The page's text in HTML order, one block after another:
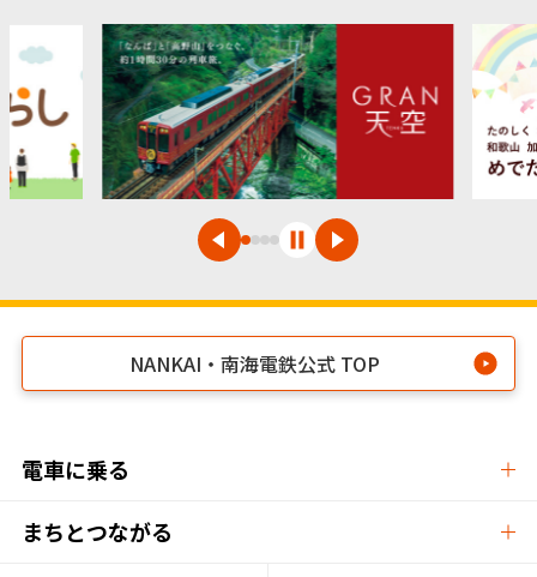
NANKAI・南海電鉄公式 TOP
電車に乗る
まちとつながる